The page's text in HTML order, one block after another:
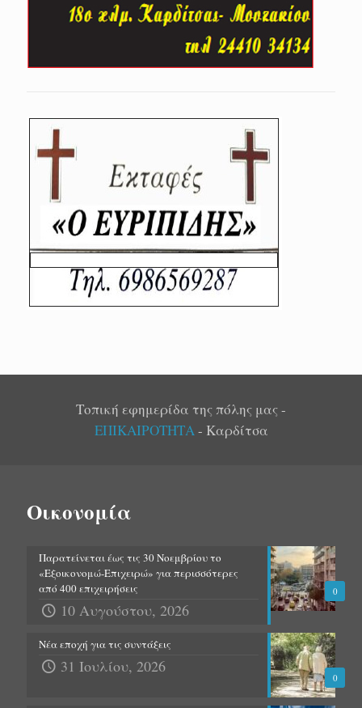
Τοπική εφημερίδα της πόλης μας -
ΕΠΙΚΑΙΡΟΤΗΤΑ- Καρδίτσα
Οικονομία
0
Παρατείνεται έως τις 30 Νοεμβρίου το
«Εξοικονομώ-Επιχειρώ» για περισσότερες
από 400 επιχειρήσεις
10 Αυγούστου, 2026
0
Νέα εποχή για τις συντάξεις
31 Ιουλίου, 2026